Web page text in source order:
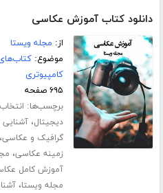
دانلود کتاب آموزش عکاسی
از: مجله ویستا
موضوع:
کامپیوتری
۶۹۵ صفحه
برچسب‌ها:
دیجیتال،
گرافیک و عکاسی،
زمینه عکاسی،
آموزش کامل
مجله ویستا،